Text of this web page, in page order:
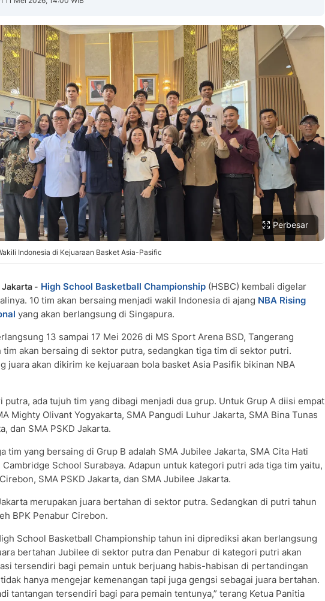
Copy Link
Perbesar
Indonesia di Kejuaraan Basket Asia-Pasific
- High School Basketball Championship (HSBC) kembali digelar
10 tim akan bersaing menjadi wakil Indonesia di ajang NBA Rising
yang akan berlangsung di Singapura.
13 sampai 17 Mei 2026 di MS Sport Arena BSD, Tangerang
tim akan bersaing di sektor putra, sedangkan tiga tim di sektor putri.
juara akan dikirim ke kejuaraan bola basket Asia Pasifik bikinan NBA
putra, ada tujuh tim yang dibagi menjadi dua grup. Untuk Grup A diisi empat
Mighty Olivant Yogyakarta, SMA Pangudi Luhur Jakarta, SMA Bina Tunas
dan SMA PSKD Jakarta.
tim yang bersaing di Grup B adalah SMA Jubilee Jakarta, SMA Cita Hati
Cambridge School Surabaya. Adapun untuk kategori putri ada tiga tim yaitu,
SMA PSKD Jakarta, dan SMA Jubilee Jakarta.
merupakan juara bertahan di sektor putra. Sedangkan di putri tahun
BPK Penabur Cirebon.
School Basketball Championship tahun ini diprediksi akan berlangsung
bertahan Jubilee di sektor putra dan Penabur di kategori putri akan
tersendiri bagi pemain untuk berjuang habis-habisan di pertandingan
hanya mengejar kemenangan tapi juga gengsi sebagai juara bertahan.
tantangan tersendiri bagi para pemain tentunya,” terang Ketua Panitia